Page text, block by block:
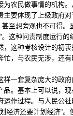
民做事情的机构。
主要体现了上级政府
至想旁观也不可得
这种问责制度运行
，这种考核设计的初
忙，与农民无涉，还
套复杂庞大的政府
品。基本上可以说，
运作过程。与人民公
经济还要计划经济"